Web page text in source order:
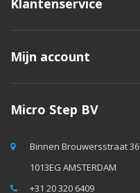
Klantenservice
Mijn account
Micro Step BV
Binnen Brouwersstraat 36
1013EG AMSTERDAM
+31 20 320 6409